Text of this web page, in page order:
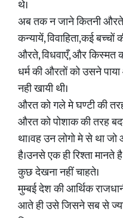
थे।
अब तक न जाने कितनी
कन्यायें, विवाहिता,कई
औरते, विधवाएँ, और किस्मत
धर्म की औरतों को उसने
नही खायी थी।
औरत को गले मे घण्टी की
औरत को पोशाक की तरह
था।वह उन लोगो मे से था
है।उनसे एक ही रिश्ता
कुछ देखना नहीं चाहते।
मुम्बई देश की आर्थिक
आते ही उसे जिसने सब से